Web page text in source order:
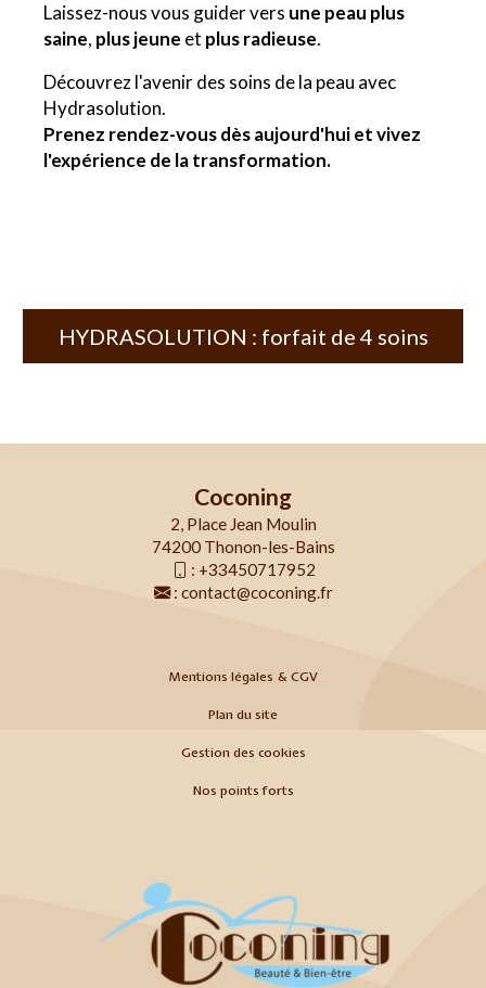
Laissez-nous vous guider vers une peau plus
saine, plus jeune et plus radieuse.
Découvrez l'avenir des soins de la peau avec
Hydrasolution.
Prenez rendez-vous dès aujourd'hui et vivez
l'expérience de la transformation.
HYDRASOLUTION : forfait de 4 soins
Coconing
2, Place Jean Moulin
74200 Thonon-les-Bains
: +33450717952
: contact@coconing.fr
Mentions légales & CGV
Plan du site
Gestion des cookies
Nos points forts